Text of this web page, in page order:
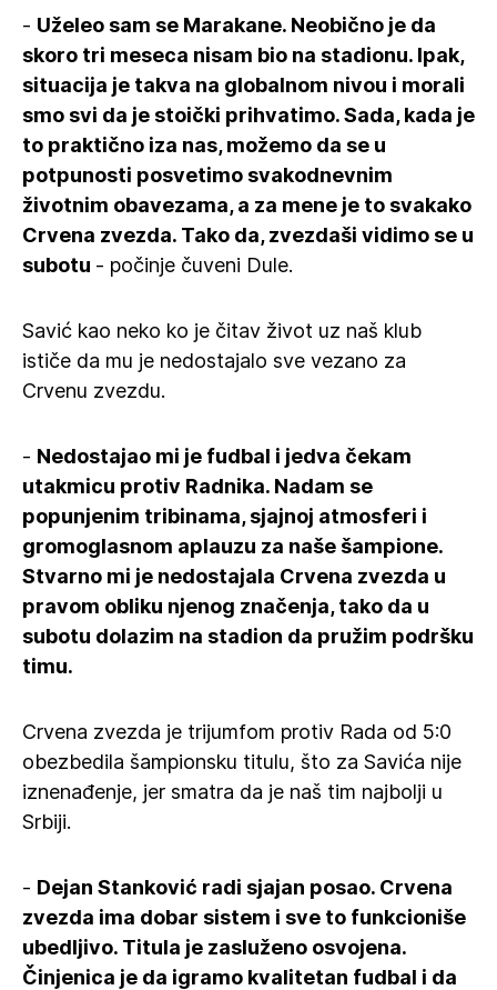
- Uželeo sam se Marakane. Neobično je da
skoro tri meseca nisam bio na stadionu. Ipak,
situacija je takva na globalnom nivou i morali
smo svi da je stoički prihvatimo. Sada, kada je
to praktično iza nas, možemo da se u
potpunosti posvetimo svakodnevnim
životnim obavezama, a za mene je to svakako
Crvena zvezda. Tako da, zvezdaši vidimo se u
subotu - počinje čuveni Dule.
Savić kao neko ko je čitav život uz naš klub
ističe da mu je nedostajalo sve vezano za
Crvenu zvezdu.
- Nedostajao mi je fudbal i jedva čekam
utakmicu protiv Radnika. Nadam se
popunjenim tribinama, sjajnoj atmosferi i
gromoglasnom aplauzu za naše šampione.
Stvarno mi je nedostajala Crvena zvezda u
pravom obliku njenog značenja, tako da u
subotu dolazim na stadion da pružim podršku
timu.
Crvena zvezda je trijumfom protiv Rada od 5:0
obezbedila šampionsku titulu, što za Savića nije
iznenađenje, jer smatra da je naš tim najbolji u
Srbiji.
- Dejan Stanković radi sjajan posao. Crvena
zvezda ima dobar sistem i sve to funkcioniše
ubedljivo. Titula je zasluženo osvojena.
Činjenica je da igramo kvalitetan fudbal i da